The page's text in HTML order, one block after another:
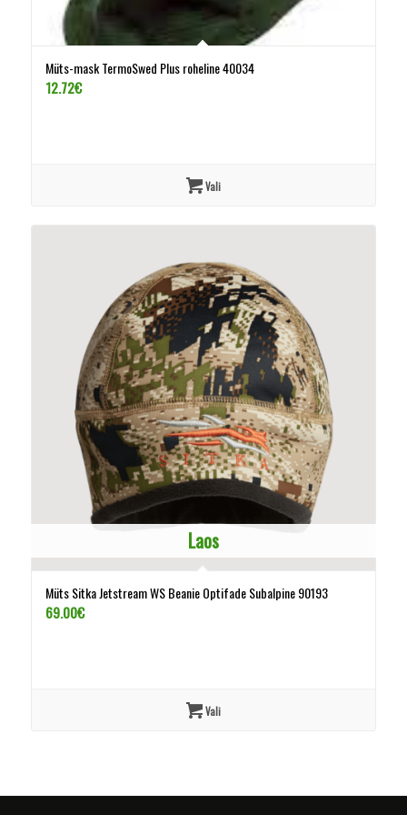
Müts-mask TermoSwed Plus roheline 40034
12.72€
Vali
Laos
Müts Sitka Jetstream WS Beanie Optifade Subalpine 90193
69.00€
Vali